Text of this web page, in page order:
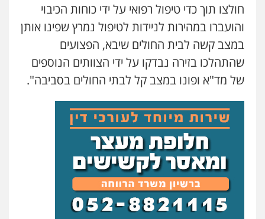
חולצו תוך כדי טיפול רפואי על ידי כוחות הכיבוי
והועברו במהירות לניידות לטיפול נמרץ שפינו אותן
במצב קשה לבית החולים שיבא, הפצועים
שהתהלכו בזירה נבדקו על ידי הצוותים הנוספים
של מד"א ופונו במצב קל לבתי החולים בסביבה".